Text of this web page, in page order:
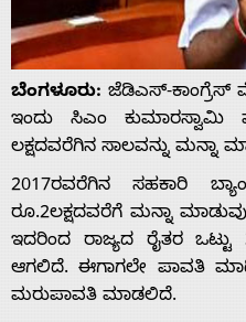
ಬೆಂಗಳೂರು: ಜೆಡಿಎಸ್-ಕಾಂಗ್ರೆಸ್
ಇಂದು ಸಿಎಂ ಕುಮಾರಸ್ವಾಮಿ
ಲಕ್ಷದವರೆಗಿನ ಸಾಲವನ್ನು ಮನ್ನಾ
2017ರವರೆಗಿನ ಸಹಕಾರಿ
ರೂ.2ಲಕ್ಷದವರೆಗೆ ಮನ್ನಾ
ಇದರಿಂದ ರಾಜ್ಯದ ರೈತರ
ಆಗಲಿದೆ. ಈಗಾಗಲೇ ಪಾವತಿ
ಮರುಪಾವತಿ ಮಾಡಲಿದೆ.